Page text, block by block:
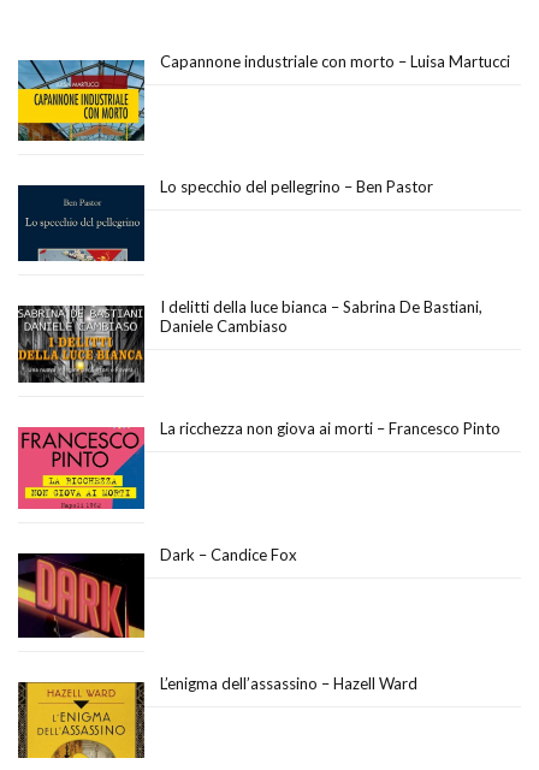
Capannone industriale con morto – Luisa Martucci
Lo specchio del pellegrino – Ben Pastor
I delitti della luce bianca – Sabrina De Bastiani,
Daniele Cambiaso
La ricchezza non giova ai morti – Francesco Pinto
Dark – Candice Fox
L’enigma dell’assassino – Hazell Ward